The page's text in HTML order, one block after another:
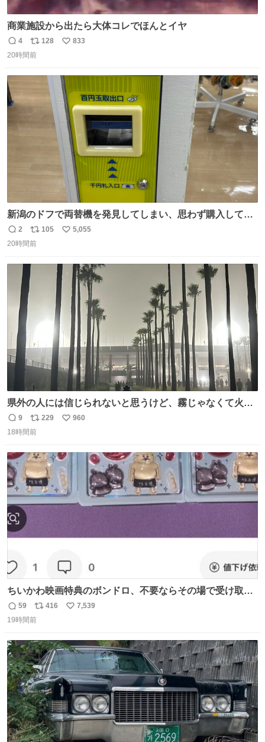
商業施設から出たら大体コレでほんとイヤ
返
信
4
リ
ポ
数
128
い
数
833
20時間前
新潟のドフで両替機を発見してしまい、思わず購入してし
まい大阪に発送するイベントが発生
返
信
2
リ
ポ
ト
105
い
数
5,055
20時間前
県外の人には信じられないと思うけど、霧じゃなくて火山
灰です🌋 #桜島
返
信
9
リ
ポ
ト
数
229
い
数
960
18時間前
ちいかわ映画特典のボンドロ、不要ならその場で受け取り
辞退すれば良いのに白々しい
返
信
59
リ
ポ
ト
数
416
い
数
7,539
19時間前